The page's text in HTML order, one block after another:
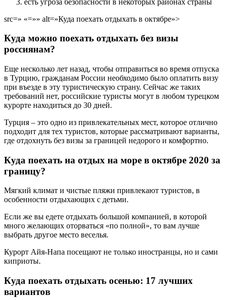
src=» «=»» alt=»Куда поехать отдыхать в октябре»>
Куда можно поехать отдыхать без визы
россиянам?
Еще несколько лет назад, чтобы отправиться во время отпуска
в Турцию, гражданам России необходимо было оплатить визу
при въезде в эту туристическую страну. Сейчас же таких
требований нет, российские туристы могут в любом турецком
курорте находиться до 30 дней.
Турция – это одно из привлекательных мест, которое отлично
подходит для тех туристов, которые рассматривают варианты,
где отдохнуть без визы за границей недорого и комфортно.
Куда поехать на отдых на море в октябре 2020 за
границу?
Мягкий климат и чистые пляжи привлекают туристов, в
особенности отдыхающих с детьми.
Если же вы едете отдыхать большой компанией, в которой
много желающих оторваться «по полной», то вам лучше
выбрать другое место веселья.
Курорт Айя-Напа посещают не только иностранцы, но и сами
киприоты.
Куда поехать отдыхать осенью: 17 лучших
вариантов